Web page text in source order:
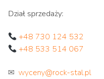
Dział sprzedaży:
+48 730 124 532
+48 533 514 067
✉ wyceny@rock-stal.pl